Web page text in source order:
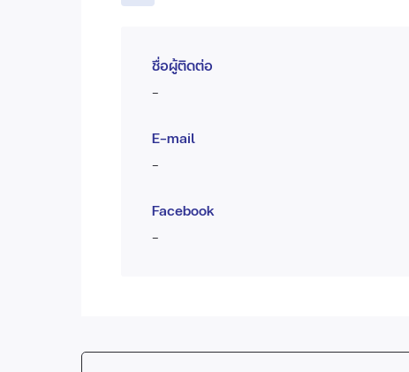
ชื่อผู้ติดต่อ
-
E-mail
-
Facebook
-